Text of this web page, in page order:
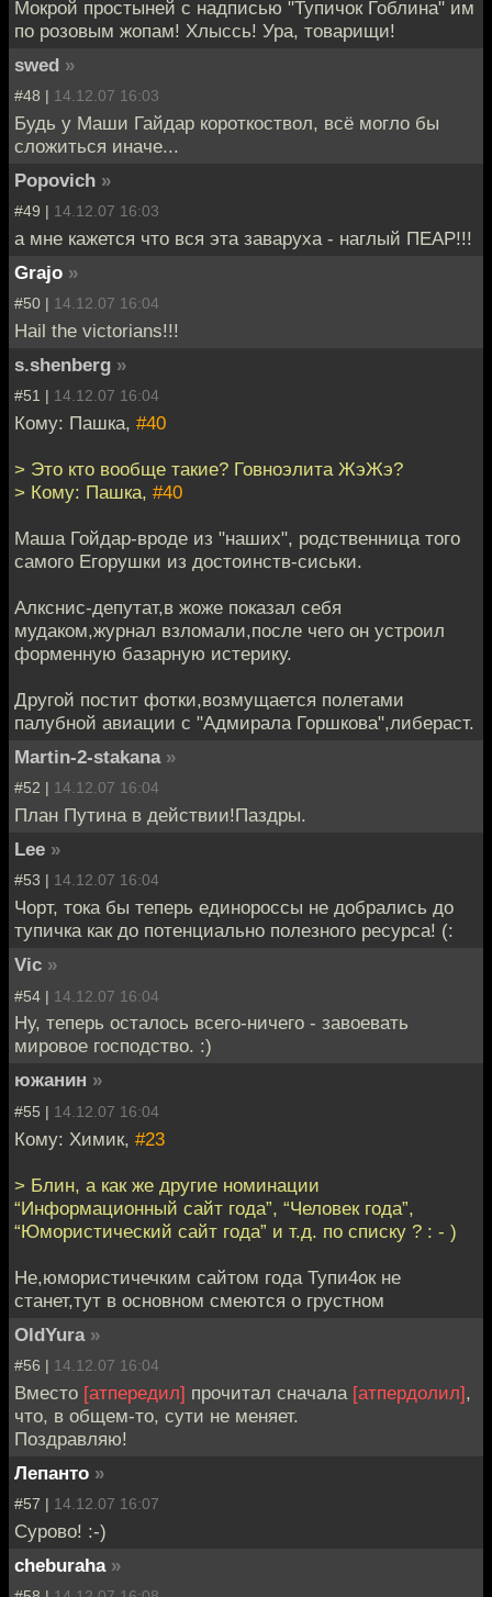
Мокрой простыней с надписью "Тупичок Гоблина" им
по розовым жопам! Хлыссь! Ура, товарищи!
swed »
#48 | 14.12.07 16:03
Будь у Маши Гайдар короткоствол, всё могло бы
сложиться иначе...
Popovich »
#49 | 14.12.07 16:03
а мне кажется что вся эта заваруха - наглый ПЕАР!!!
Grajo »
#50 | 14.12.07 16:04
Hail the victorians!!!
s.shenberg »
#51 | 14.12.07 16:04
Кому: Пашка, #40
> Это кто вообще такие? Говноэлита ЖэЖэ?
> Кому: Пашка, #40
Маша Гойдар-вроде из "наших", родственница того
самого Егорушки из достоинств-сиськи.
Алкснис-депутат,в жоже показал себя
мудаком,журнал взломали,после чего он устроил
форменную базарную истерику.
Другой постит фотки,возмущается полетами
палубной авиации с "Адмирала Горшкова",либераст.
Martin-2-stakana »
#52 | 14.12.07 16:04
План Путина в действии!Паздры.
Lee »
#53 | 14.12.07 16:04
Чорт, тока бы теперь единороссы не добрались до
тупичка как до потенциально полезного ресурса! (:
Vic »
#54 | 14.12.07 16:04
Ну, теперь осталось всего-ничего - завоевать
мировое господство. :)
южанин »
#55 | 14.12.07 16:04
Кому: Химик, #23
> Блин, а как же другие номинации
“Информационный сайт года”, “Человек года”,
“Юмористический сайт года” и т.д. по списку ? : - )
Не,юмористичечким сайтом года Тупи4ок не
станет,тут в основном смеются о грустном
OldYura »
#56 | 14.12.07 16:04
Вместо [атпередил] прочитал сначала [атпердолил],
что, в общем-то, сути не меняет.
Поздравляю!
Лепанто »
#57 | 14.12.07 16:07
Сурово! :-)
cheburaha »